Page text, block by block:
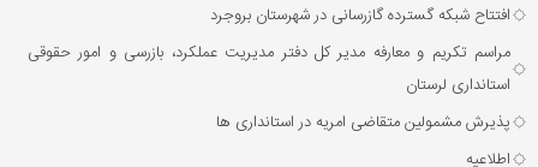
افتتاح شبکه گسترده گازرسانی در شهرستان بروجرد
مراسم تکریم و معارفه مدیر کل دفتر مدیریت عملکرد، بازرسی و امور حقوقی
استانداری لرستان
پذیرش مشمولین متقاضی امریه در استانداری ها
اطلاعیه